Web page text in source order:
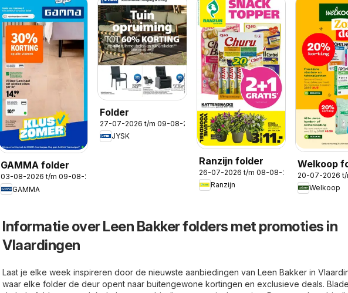
GAMMA folder
03-08-2026 t/m 09-08-2026
GAMMA
Folder
27-07-2026 t/m 09-08-2026
JYSK
Ranzijn folder
26-07-2026 t/m 08-08-2026
Ranzijn
Welkoop
20-07-2026
Welkoop
Informatie over Leen Bakker folders met promoties in
Vlaardingen
Laat je elke week inspireren door de nieuwste aanbiedingen van Leen Bakker in
waar elke folder de deur opent naar buitengewone kortingen en exclusieve deals.